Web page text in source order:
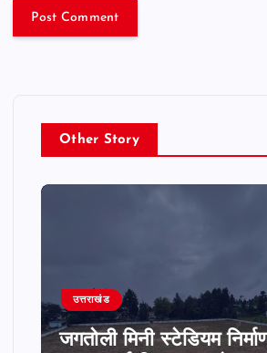
Other Story
उत्तराखंड
जगतोली मिनी स्टेडियम